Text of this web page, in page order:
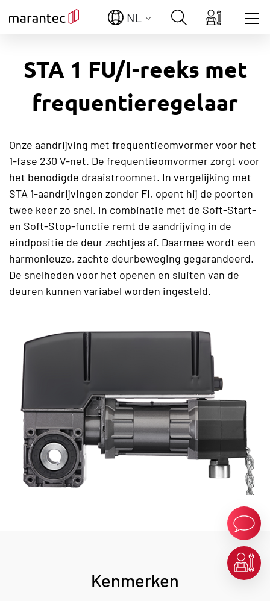
Don't show this message again
NL
STA 1 FU/I-reeks met
frequentieregelaar
Onze aandrijving met frequentieomvormer voor het
1-fase 230 V-net. De frequentieomvormer zorgt voor
het benodigde draaistroomnet. In vergelijking met
STA 1-aandrijvingen zonder FI, opent hij de poorten
twee keer zo snel. In combinatie met de Soft-Start-
en Soft-Stop-functie remt de aandrijving in de
eindpositie de deur zachtjes af. Daarmee wordt een
harmonieuze, zachte deurbeweging gegarandeerd.
De snelheden voor het openen en sluiten van de
deuren kunnen variabel worden ingesteld.
Kenmerken